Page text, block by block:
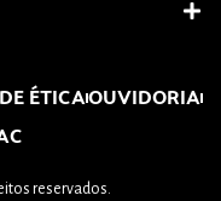
ÉTICAOUVIDORIA
reservados.